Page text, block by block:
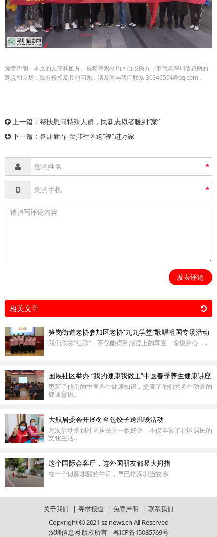
免责声明：本文的文字和图片、视频等素材均来自投稿方，不代表深圳信息网的
观点和立场；如有侵权及其他问题，请及时与我们联系 30346594@qq.com 。
上一篇： 帮扶慰问特殊人群，民新志愿者暖到“家”
下一篇： 喜迎新春 金排社区送“福”进万家
*
*
发表评论
相关文章
笋岗街道老协参加区老协“九九学堂”歌唱祖国专场活动
我们欣赏"红歌"，不仅能得到感官上的享受，愉悦身心，..
国展社区举办 “我的健康我做主”中医春季养生健康讲座
更新了他们的中医养生健康知识，提高了他们的养生防病的
健康意识..
大航居委会开展冬至包饺子送温暖活动
此次活动受到社区居民的一致好评，不仅丰富了社区居民的
文化生活..
这个国际会客厅，连外国朋友都竖大拇指
在一个似醒非醒的午后，早已把深圳当故乡。
关于我们 | 寻求报道 | 免责声明 | 联系我们
Copyright
2021 sz-news.cn All Reserved
深圳信息网 版权所有 粤ICP备15085769号